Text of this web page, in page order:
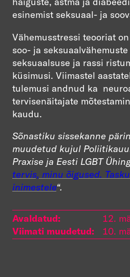
esinemist seksuaal- ja
Vähemusstressi teooriat
soo- ja
seksuaalsuse ja rassi
küsimusi. Viimastel
tulemusi andnud ka
tervisenäitajate
kaudu.
Sõnastiku sissekanne
muudetud kujul
Praxise ja Eesti LGBT
tervis, minu õigused.
inimestele“.
Avaldatud:
12.
Viimati muudetud:
10.